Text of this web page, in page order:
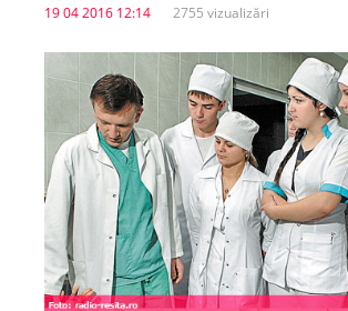
Centrul PAS
Școala E-Sănătate
SanoTeca
19 04 2016 12:14 2755 vizualizări